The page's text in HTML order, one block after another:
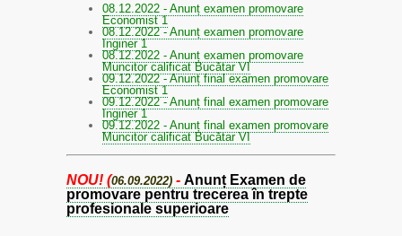
08.12.2022 - Anunț examen promovare
Economist 1
08.12.2022 - Anunț examen promovare
Inginer 1
08.12.2022 - Anunț examen promovare
Muncitor calificat Bucătar VI
09.12.2022 - Anunț final examen promovare
Economist 1
09.12.2022 - Anunț final examen promovare
Inginer 1
09.12.2022 - Anunț final examen promovare
Muncitor calificat Bucătar VI
NOU! (06.09.2022) - Anunț Examen de
promovare pentru trecerea în trepte
profesionale superioare